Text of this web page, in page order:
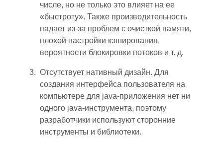
числе, но не только это влияет на ее
«быстроту». Также производительность
падает из-за проблем с очисткой памяти,
плохой настройки кэширования,
вероятности блокировки потоков и т. д.
Отсутствует нативный дизайн. Для
создания интерфейса пользователя на
компьютере для java-приложения нет ни
одного java-инструмента, поэтому
разработчики используют сторонние
инструменты и библиотеки.